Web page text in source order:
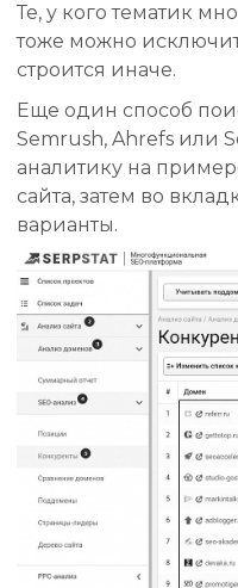
Те, у кого тематик
тоже можно
строится иначе.
Еще один способ
Semrush, Ahrefs или
аналитику на
сайта, затем во
варианты.